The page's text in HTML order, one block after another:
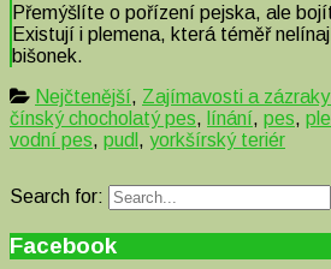
Přemýšlíte o pořízení pejska, ale
Existují i plemena, která téměř
bišonek.
Nejčtenější, Zajímavosti a
čínský chocholatý pes, línání, pes,
vodní pes, pudl , yorkšírský teriér
Search for:
Facebook